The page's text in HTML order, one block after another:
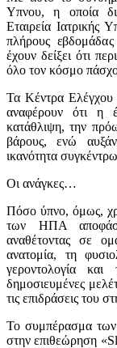
Υπνου, η οποία
Εταιρεία Ιατρικής
πλήρους
έχουν δείξει ότι
όλο τον κόσμο
Τα Κέντρα
αναφέρουν ότι η
κατάθλιψη, την
βάρους, ενώ
ικανότητα
Οι ανάγκες…
Πόσο ύπνο, όμως,
των ΗΠΑ
αναθέτοντας σε
ανατομία, τη
γεροντολογία
δημοσιευμένες
τις επιδράσεις του
Το συμπέρασμα των
στην επιθεώρηση